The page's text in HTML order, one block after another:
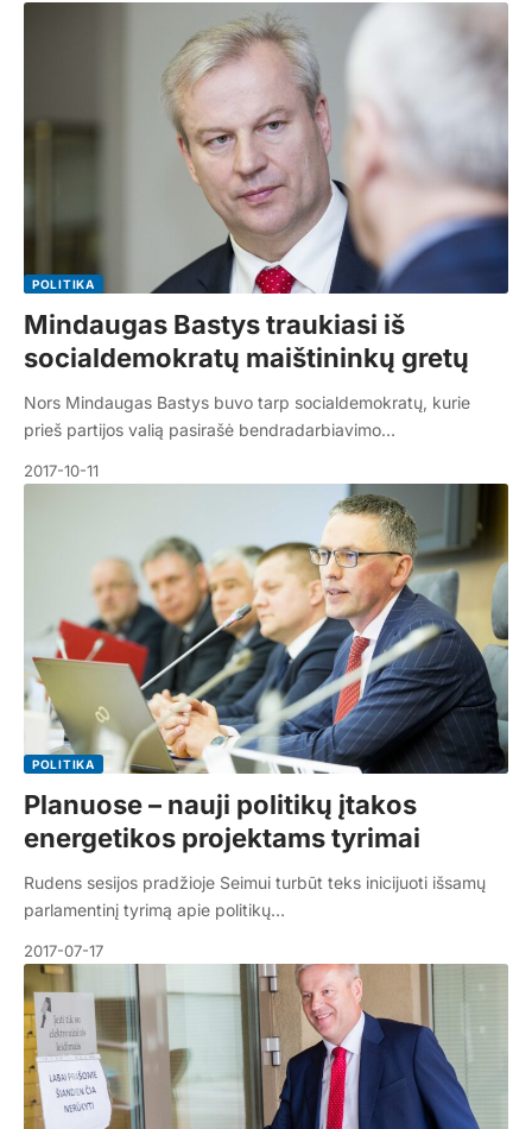
POLITIKA
Mindaugas Bastys traukiasi iš
socialdemokratų maištininkų gretų
Nors Mindaugas Bastys buvo tarp socialdemokratų, kurie
prieš partijos valią pasirašė bendradarbiavimo…
2017-10-11
POLITIKA
Planuose – nauji politikų įtakos
energetikos projektams tyrimai
Rudens sesijos pradžioje Seimui turbūt teks inicijuoti išsamų
parlamentinį tyrimą apie politikų…
2017-07-17